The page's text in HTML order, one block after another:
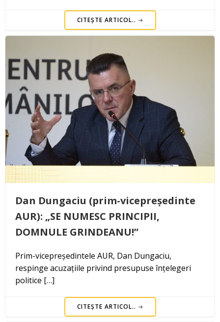
CITEȘTE ARTICOL..
Dan Dungaciu (prim-vicepreședinte
AUR): „SE NUMESC PRINCIPII,
DOMNULE GRINDEANU!”
Prim-vicepreședintele AUR, Dan Dungaciu,
respinge acuzațiile privind presupuse înțelegeri
politice […]
CITEȘTE ARTICOL..